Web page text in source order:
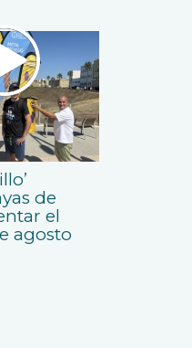
de
el
agosto